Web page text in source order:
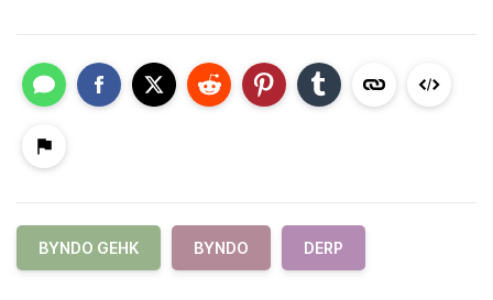
BYNDO GEHK BYNDO DERP